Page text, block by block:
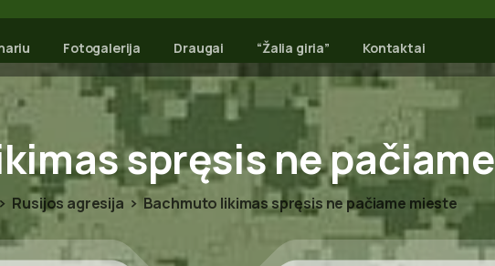
Fotogalerija Draugai “Žalia giria” Kontaktai
spręsisnepačiame
Rusijos agresija Bachmuto likimas spręsis ne pačiame mieste